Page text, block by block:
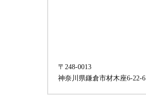
〒248-0013
神奈川県鎌倉市材木座6-22-6